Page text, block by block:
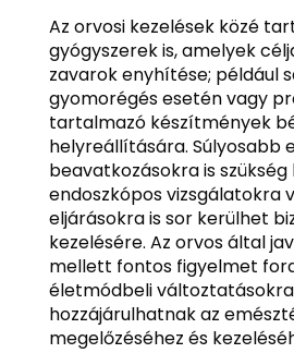
Az orvosi kezelések közé
gyógyszerek is, amelyek
zavarok enyhítése; például
gyomorégés esetén vagy
tartalmazó készítmények
helyreállítására. Súlyosabb
beavatkozásokra is
endoszkópos vizsgálatokra
eljárásokra is sor kerülhet
kezelésére. Az orvos által
mellett fontos figyelmet
életmódbeli
hozzájárulhatnak az
megelőzéséhez és